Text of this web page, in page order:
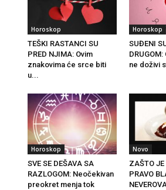
Horoskop
TEŠKI RASTANCI SU
PRED NJIMA: Ovim
znakovima će srce biti
u...
Horoskop
SUĐENI
ne doživi
Horoskop
SVE SE DEŠAVA SA
RAZLOGOM: Neočekivan
preokret menja tok
Novo
ZAŠTO JE
PRAVO